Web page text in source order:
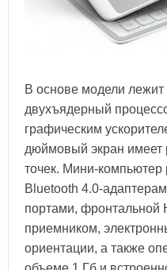
В основе модели лежит
двухъядерный
графическим
дюймовый экран имеет
точек. Мини-компьютер
Bluetooth 4.0-
портами, фронтальной
приемником,
ориентации, а также